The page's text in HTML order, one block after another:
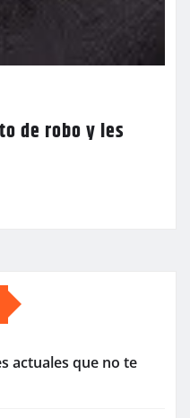
de robo y les
actuales que no te